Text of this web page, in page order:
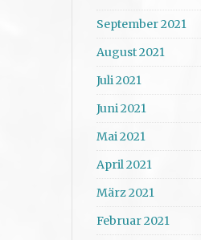
September 2021
August 2021
Juli 2021
Juni 2021
Mai 2021
April 2021
März 2021
Februar 2021